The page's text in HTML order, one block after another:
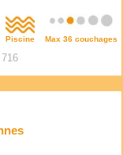
Piscine Max 36 couchages